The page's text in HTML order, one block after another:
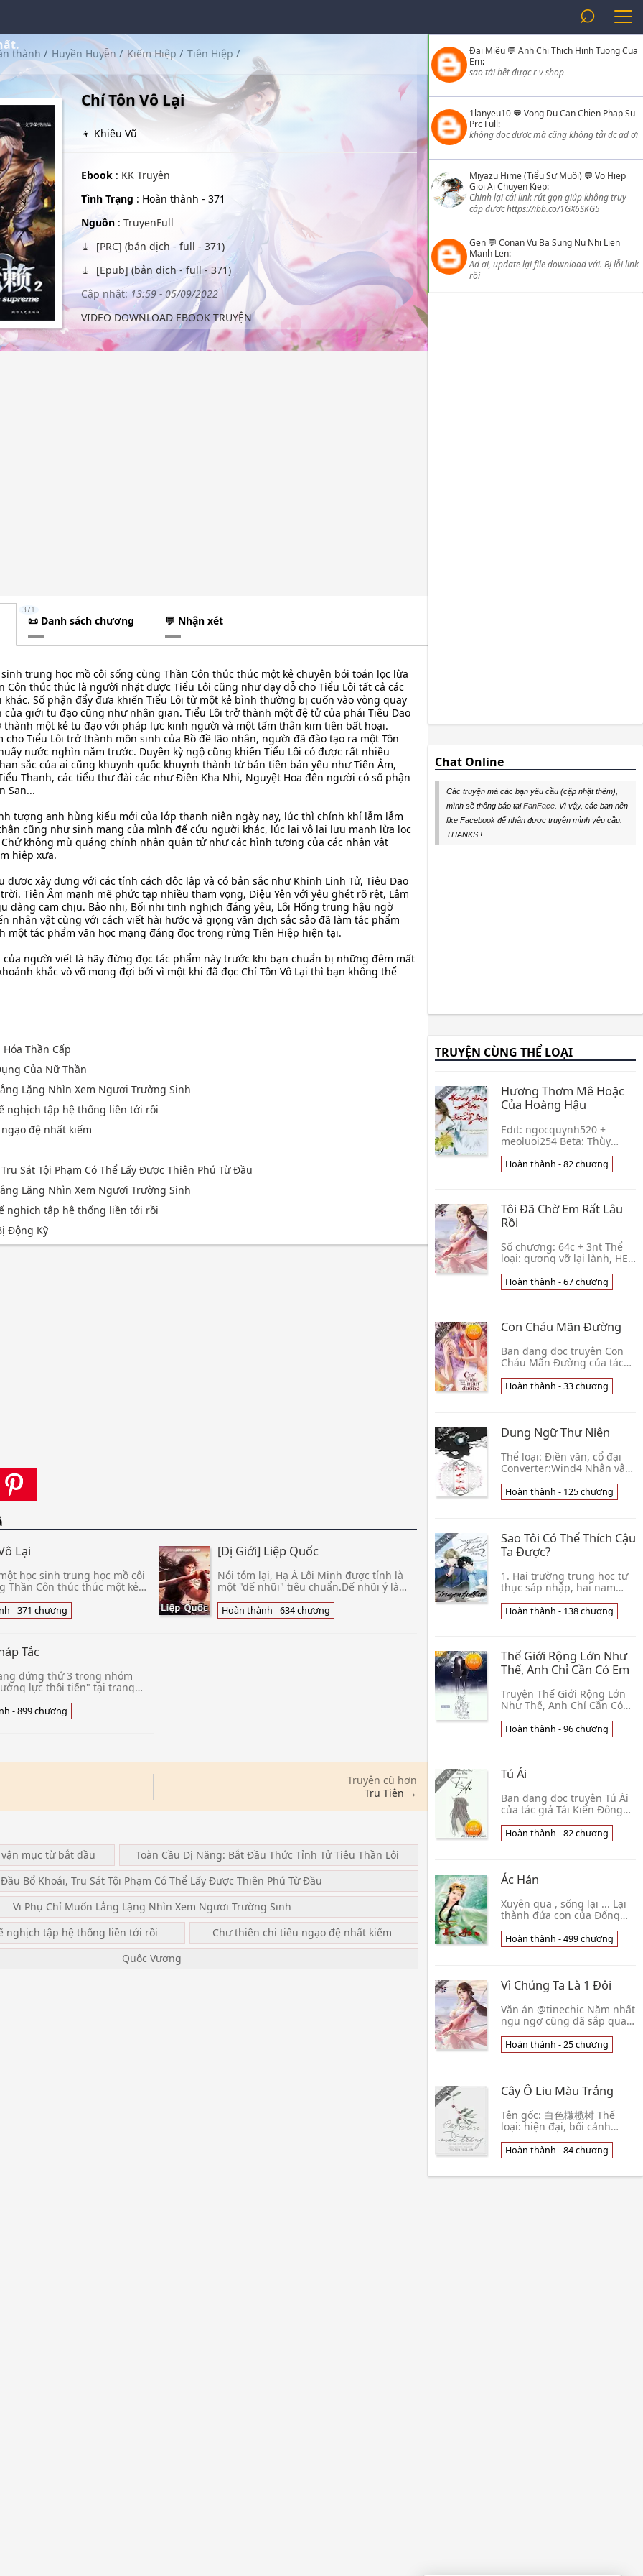
⌕
thành / Huyền Huyễn / Kiếm Hiệp / Tiên Hiệp /
Chí Tôn Vô Lại
👦 Khiêu Vũ
Ebook : KK Truyện
Tình Trạng : Hoàn thành - 371
Nguồn: TruyenFull
[PRC] (bản dịch - full - 371)
[Epub] (bản dịch - full - 371)
Cập nhật:13:59 - 05/09/2022
VIDEO DOWNLOAD EBOOK TRUYỆN
📜 Danh sách chương
371
💬 Nhận xét
trung học mồ côi sống cùng Thần Côn thúc thúc một kẻ chuyên bói toán lọc lừa
Côn thúc thúc là người nhặt được Tiểu Lôi cũng như dạy dỗ cho Tiểu Lôi tất cả các
Số phận đẩy đưa khiến Tiểu Lôi từ một kẻ bình thường bị cuốn vào vòng quay
của giới tu đạo cũng như nhân gian. Tiểu Lôi trở thành một đệ tử của phái Tiêu Dao
thành một kẻ tu đạo với pháp lực kinh người và một tấm thân kim tiên bất hoại.
cho Tiểu Lôi trở thành môn sinh của Bồ đề lão nhân, người đã đào tạo ra một Tôn
nước nghìn năm trước. Duyên kỳ ngộ cũng khiến Tiểu Lôi có được rất nhiều
sắc của ai cũng khuynh quốc khuynh thành từ bán tiên bán yêu như Tiên Âm,
Thanh, các tiểu thư đài các như Điền Kha Nhi, Nguyệt Hoa đến người có số phận
San...
tượng anh hùng kiểu mới của lớp thanh niên ngày nay, lúc thì chính khí lẫm lẫm
cũng như sinh mạng của mình đế cứu người khác, lúc lại vô lại lưu manh lừa lọc
không mù quáng chính nhân quân tử như các hình tượng của các nhân vật
hiệp xưa.
được xây dựng với các tính cách độc lập và có bản sắc như Khinh Linh Tử, Tiêu Dao
Tiên Âm mạnh mẽ phức tạp nhiều tham vọng, Diệu Yên với yêu ghét rõ rệt, Lâm
dàng cam chịu. Bảo nhi, Bối nhi tinh nghịch đáng yêu, Lôi Hống trung hậu ngờ
nhân vật cùng với cách viết hài hước và giọng văn dịch sắc sảo đã làm tác phẩm
một tác phẩm văn học mạng đáng đọc trong rừng Tiên Hiệp hiện tại.
của người viết là hãy đừng đọc tác phẩm này trước khi bạn chuẩn bị những đêm mất
khắc vò võ mong đợi bởi vì một khi đã đọc Chí Tôn Vô Lại thì bạn không thể
Thần Cấp
Của Nữ Thần
Lặng Nhìn Xem Ngươi Trường Sinh
nghịch tập hệ thống liền tới rồi
đệ nhất kiếm
Sát Tội Phạm Có Thể Lấy Được Thiên Phú Từ Đầu
Lặng Nhìn Xem Ngươi Trường Sinh
nghịch tập hệ thống liền tới rồi
Động Kỹ
Lại
học sinh trung học mồ côi
Thần Côn thúc thúc một kẻ
thúc thúc là người n
- 371 chương
[Dị Giới] Liệp Quốc
Nói tóm lại, Hạ Á Lôi Minh được tính là
một "dế nhũi" tiêu chuẩn.Dế nhũi ý là
rõ hơn là, hắn là một người vừa sinh ra
đã là một người sơn dã cô lậu quả
Hoàn thành - 634 chương
Tắc
đứng thứ 3 trong nhóm
lực thôi tiến" tại trang
phú thêm vào ng
- 899 chương
Truyện cũ hơn
Tru Tiên →
mục từ bắt đầu
Toàn Cầu Dị Năng: Bắt Đầu Thức Tỉnh Tử Tiêu Thần Lôi
Bổ Khoái, Tru Sát Tội Phạm Có Thể Lấy Được Thiên Phú Từ Đầu
Vi Phụ Chỉ Muốn Lẳng Lặng Nhìn Xem Ngươi Trường Sinh
nghịch tập hệ thống liền tới rồi
Chư thiên chi tiếu ngạo đệ nhất kiếm
Quốc Vương
Đại Miêu 💬 Anh Chi Thich Hinh Tuong Cua
Em:
sao tải hết được r v shop
1lanyeu10 💬 Vong Du Can Chien Phap Su
Prc Full:
không đọc được mà cũng không tải đc ad ơi
Miyazu Hime (Tiểu Sư Muội) 💬 Vo Hiep
Gioi Ai Chuyen Kiep:
Chỉnh lại cái link rút gọn giúp không truy
cập được https://ibb.co/1GX6SKG5
Gen 💬 Conan Vu Ba Sung Nu Nhi Lien
Manh Len:
Ad ơi, update lại file download với. Bị lỗi link
rồi
Chat Online
Các truyện mà các bạn yêu cầu (cập nhật thêm),
mình sẽ thông báo tạiFanFace . Vì vậy, các bạn nên
like Facebook để nhận được truyện mình yêu cầu.
THANKS !
TRUYỆN CÙNG THỂ LOẠI
Hương Thơm Mê Hoặc
Của Hoàng Hậu
Edit: ngocquynh520 +
meoluoi254 Beta: Thùy
công chúa mất nước, khó
khăn lắm mới trở thành
Hoàn thành - 82 chương
Tôi Đã Chờ Em Rất Lâu
Rồi
Số chương: 64c + 3nt Thể
loại: gương vỡ lại lành, HE
Hoàn thành - 67 chương
Con Cháu Mãn Đường
Bạn đang đọc truyện Con
Cháu Mãn Đường của tác
được dàn mỹ nhân thơm
ngọt ngon miệng vây
Hoàn thành - 33 chương
Dung Ngữ Thư Niên
Thể loại: Điền văn, cổ đại
Converter:Wind4 Nhân vật
Đàm Thiên hạ đại loạn, các
gia tộc lớn đều bị hủy diệt.
Hoàn thành - 125 chương
Sao Tôi Có Thể Thích Cậu
Ta Được?
1. Hai trường trung học tư
thục sáp nhập, hai nam
không vừa mắt, tranh đấu
gay gắt không ngừng. Tùy
Hoàn thành - 138 chương
Thế Giới Rộng Lớn Như
Thế, Anh Chỉ Cần Có Em
Truyện Thế Giới Rộng Lớn
Như Thế, Anh Chỉ Cần Có
về Cô-Thẩm Nguyệt mang
trên vai số nợ lớn của
Hoàn thành - 96 chương
Tú Ái
Bạn đang đọc truyện Tú Ái
của tác giả Tái Kiến Đông
nhân? Đơn thuần là một
bác sĩ vô lại cùng một bệnh
Hoàn thành - 82 chương
Ác Hán
Xuyên qua , sống lại ... Lại
thành đứa con của Đổng
Tam Quốc Đổng Trác làm gì
có con? Đây là chuyện gì?
Hoàn thành - 499 chương
Vì Chúng Ta Là 1 Đôi
Văn án @tinechic Năm nhất
ngu ngơ cũng đã sắp qua
sao Ms.Right của tôi? Bao
giờ em mới tới? Ảnh chụp
Hoàn thành - 25 chương
Cây Ô Liu Màu Trắng
Tên gốc: 白色橄榄树 Thể
loại: hiện đại, bối cảnh
chiến trường x quân nhân,
song xử, ngược, kết HE
Hoàn thành - 84 chương